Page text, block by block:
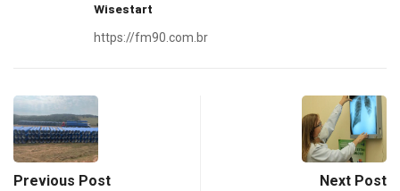
Wisestart
https://fm90.com.br
Previous Post Next Post